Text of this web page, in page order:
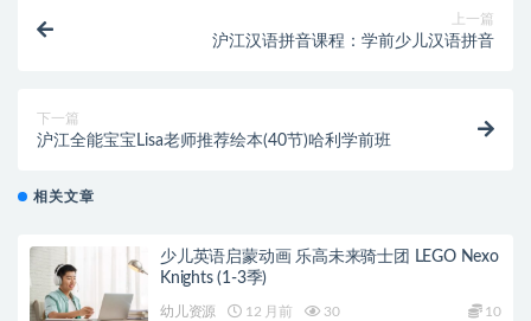
上一篇
沪江汉语拼音课程：学前少儿汉语拼音
下一篇
沪江全能宝宝Lisa老师推荐绘本(40节)哈利学前班
相关文章
少儿英语启蒙动画 乐高未来骑士团 LEGO Nexo
Knights (1-3季)
幼儿资源 12 月前 30 10